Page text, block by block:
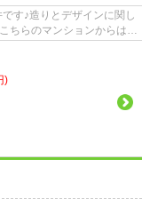
す♪造りとデザインに関し
ちらのマンションからは2
)